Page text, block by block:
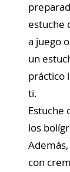
estuche
a juego
un
práctico
ti.
Estuche
los
con